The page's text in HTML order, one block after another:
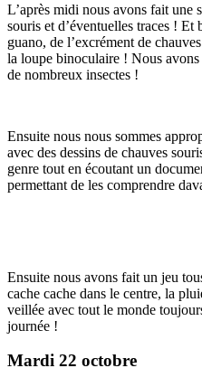
L’après midi nous avons fait une
souris et d’éventuelles traces !
guano, de l’excrément de
la loupe binoculaire ! Nous
de nombreux insectes !
Ensuite nous nous sommes
avec des dessins de chauves
genre tout en écoutant un
permettant de les comprendre
Ensuite nous avons fait un jeu
cache cache dans le centre, la
veillée avec tout le monde
journée !
Mardi 22 octobre